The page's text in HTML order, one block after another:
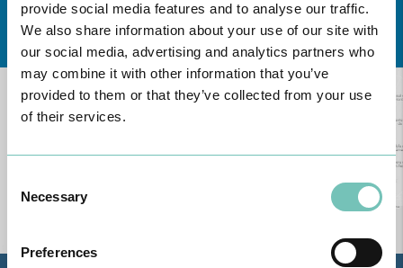
provide social media features and to analyse our traffic.
We also share information about your use of our site with
our social media, advertising and analytics partners who
may combine it with other information that you’ve
provided to them or that they’ve collected from your use
of their services.
Selection
Necessary
Preferences
Conheça todas as Unidades de saúde CUF